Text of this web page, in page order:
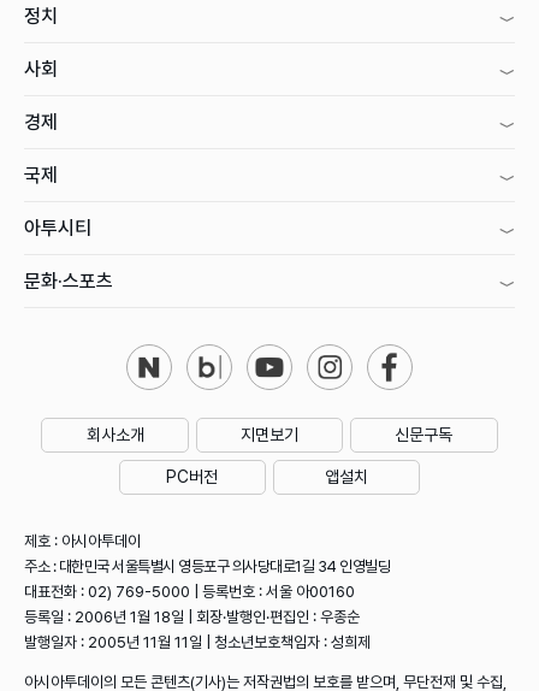
정치
사회
경제
국제
아투시티
문화·스포츠
회사소개 지면보기 신문구독
PC버전 앱설치
제호 : 아시아투데이
주소 : 대한민국 서울특별시 영등포구 의사당대로1길 34 인영빌딩
대표전화 : 02) 769-5000 | 등록번호 : 서울 아00160
등록일 : 2006년 1월 18일 | 회장·발행인·편집인 : 우종순
발행일자 : 2005년 11월 11일 | 청소년보호책임자 : 성희제
아시아투데이의 모든 콘텐츠(기사)는 저작권법의 보호를 받으며, 무단전재 및 수집,